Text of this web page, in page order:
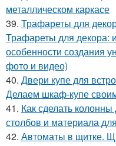
металлическом каркасе
39. Трафареты для
Трафареты для декора:
особенности создания
фото и видео)
40. Двери купе для
Делаем шкаф-купе
41. Как сделать
столбов и материала
42. Автоматы в щитке.